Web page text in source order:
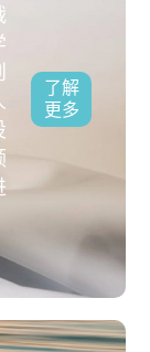
了解
更多